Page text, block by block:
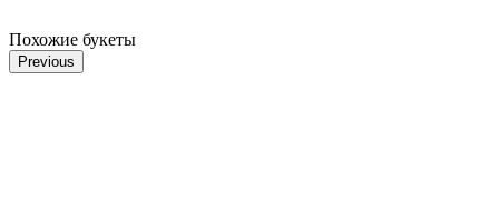
Похожие букеты
Previous